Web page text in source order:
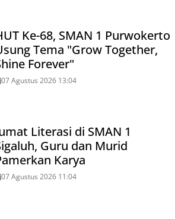
Ke-68, SMAN 1 Purwokerto
Tema "Grow Together,
Forever"
07 Agustus 2026 13:04
Literasi di SMAN 1
Guru dan Murid
Karya
07 Agustus 2026 11:04